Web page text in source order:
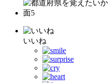
いいね